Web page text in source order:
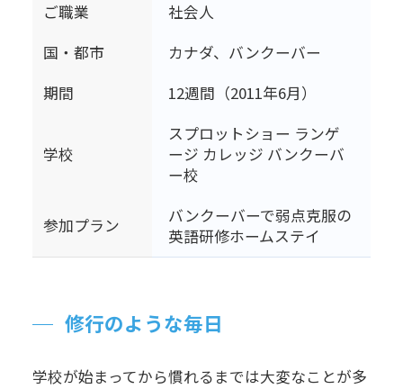
ご職業
社会人
国・都市
カナダ、バンクーバー
期間
12週間（2011年6月）
学校
スプロットショー ランゲ
ージ カレッジ バンクーバ
ー校
参加プラン
バンクーバーで弱点克服の
英語研修ホームステイ
修行のような毎日
学校が始まってから慣れるまでは大変なことが多